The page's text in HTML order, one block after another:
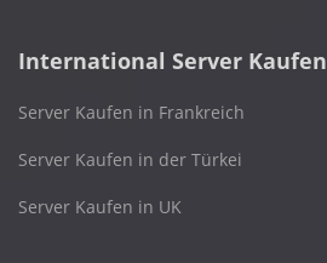
International Server Kaufen
Server Kaufen in Frankreich
Server Kaufen in der Türkei
Server Kaufen in UK